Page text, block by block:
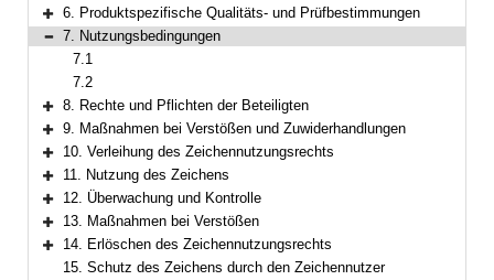
Bereich erweitern
6. Produktspezifische Qualitäts- und Prüfbestimmungen
Bereich reduzieren
7. Nutzungsbedingungen
7.1
7.2
Bereich erweitern
8. Rechte und Pflichten der Beteiligten
Bereich erweitern
9. Maßnahmen bei Verstößen und Zuwiderhandlungen
Bereich erweitern
10. Verleihung des Zeichennutzungsrechts
Bereich erweitern
11. Nutzung des Zeichens
Bereich erweitern
12. Überwachung und Kontrolle
Bereich erweitern
13. Maßnahmen bei Verstößen
Bereich erweitern
14. Erlöschen des Zeichennutzungsrechts
15. Schutz des Zeichens durch den Zeichennutzer